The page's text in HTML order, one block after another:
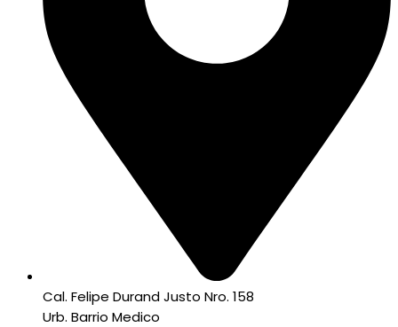
Cal. Felipe Durand Justo Nro. 158
Urb. Barrio Medico